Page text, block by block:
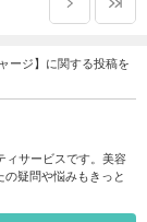
ージ】に関する投稿を
ィサービスです。美容
疑問や悩みもきっと